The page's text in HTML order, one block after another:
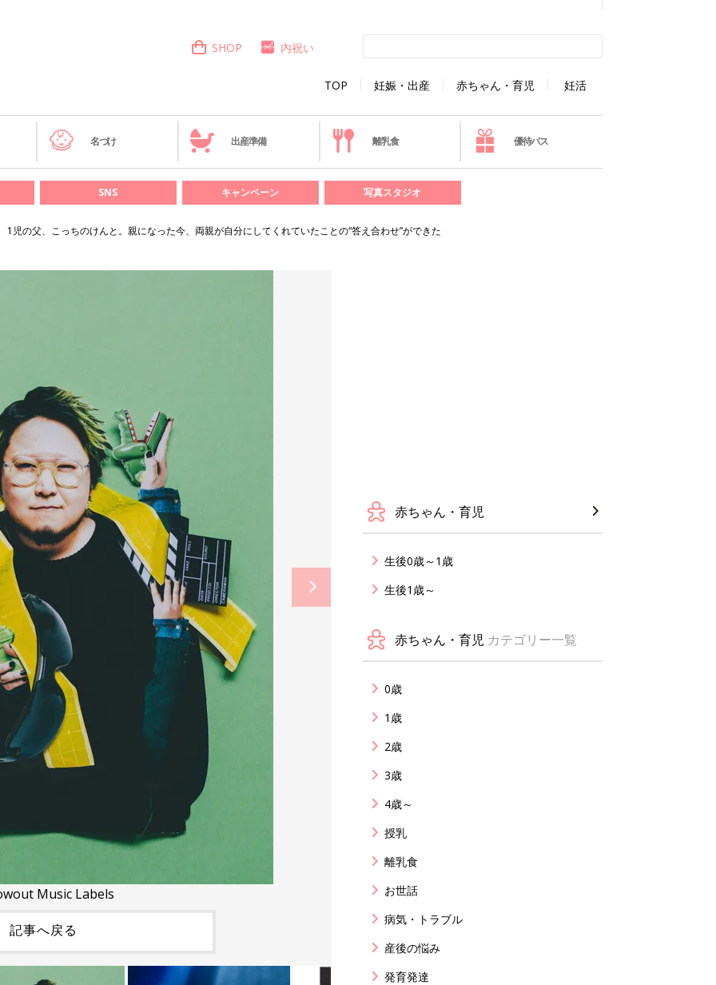
TOP 妊娠・出産 赤ちゃん・育児 妊活
SHOP 内祝い
名づけ 出産準備 離乳食 優待パス
SNS キャンペーン 写真スタジオ
1児の父、こっちのけんと。親になった今、両親が自分にしてくれていたことの“答え合わせ”ができた
Music Labels
記事へ戻る
赤ちゃん・育児
生後0歳～1歳
生後1歳～
赤ちゃん・育児 カテゴリー一覧
0歳
1歳
2歳
3歳
4歳～
授乳
離乳食
お世話
病気・トラブル
産後の悩み
発育発達